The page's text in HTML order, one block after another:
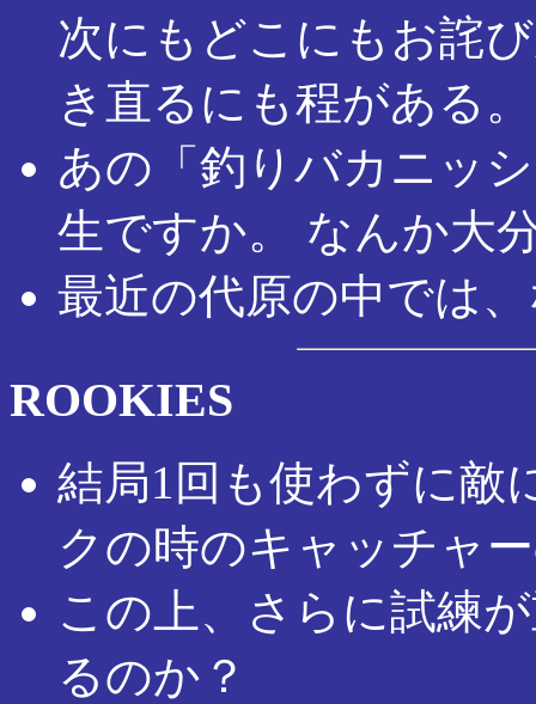
次にもどこにもお詫
き直るにも程がある。
あの「釣りバカニッ
生ですか。 なんか大
最近の代原の中では
ROOKIES
結局1回も使わずに敵
クの時のキャッチャ
この上、さらに試練
るのか？